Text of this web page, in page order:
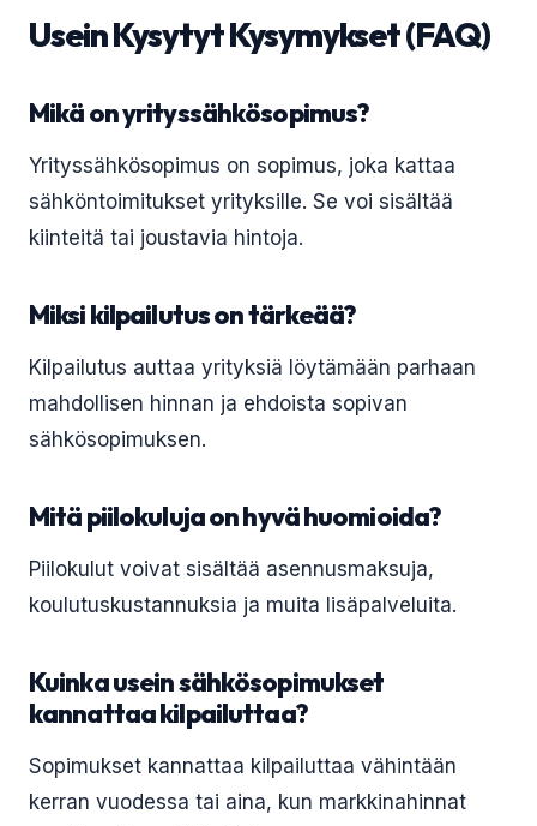
Usein Kysytyt Kysymykset (FAQ)
Mikä on yrityssähkösopimus?
Yrityssähkösopimus on sopimus, joka kattaa
sähköntoimitukset yrityksille. Se voi sisältää
kiinteitä tai joustavia hintoja.
Miksi kilpailutus on tärkeää?
Kilpailutus auttaa yrityksiä löytämään parhaan
mahdollisen hinnan ja ehdoista sopivan
sähkösopimuksen.
Mitä piilokuluja on hyvä huomioida?
Piilokulut voivat sisältää asennusmaksuja,
koulutuskustannuksia ja muita lisäpalveluita.
Kuinka usein sähkösopimukset
kannattaa kilpailuttaa?
Sopimukset kannattaa kilpailuttaa vähintään
kerran vuodessa tai aina, kun markkinahinnat